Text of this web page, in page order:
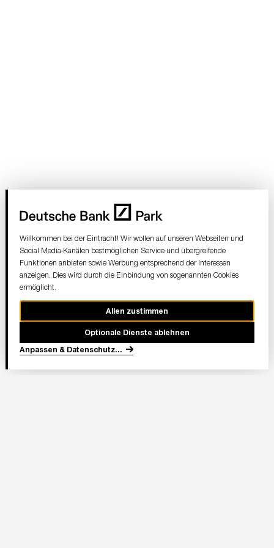
Willkommen bei der Eintracht! Wir wollen auf unseren Webseiten und
Social Media-Kanälen bestmöglichen Service und übergreifende
Funktionen anbieten sowie Werbung entsprechend der Interessen
anzeigen. Dies wird durch die Einbindung von sogenannten Cookies
ermöglicht.
Allen zustimmen
Optionale Dienste ablehnen
Anpassen & Datenschutz...